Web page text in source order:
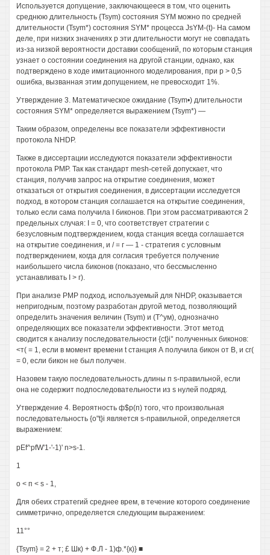
Используется допущение, заключающееся в том, что оценить
среднюю длительность {Tsym) состояния SYM можно по средней
длительности (Tsym*) состояния SYM* процесса JsYM-(t)- На самом
деле, при низких значениях р эти длительности могут не совпадать
из-за низкой вероятности доставки сообщений, по которым станция
узнает о состоянии соединения на другой станции, однако, как
подтверждено в ходе имитационного моделирования, при р > 0,5
ошибка, вызванная этим допущением, не превосходит 1%.
Утверждение 3. Математическое ожидание (Tsym•) длительности
состояния SYM* определяется выражением (Tsym*) —
Таким образом, определены все показатели эффективности
протокола NHDP.
Также в диссертации исследуются показатели эффективности
протокола РМР. Так как стандарт mesh-сетей допускает, что
станция, получив запрос на открытие соединения, может
отказаться от открытия соединения, в диссертации исследуется
подход, в котором станция соглашается на открытие соединения,
только если сама получила I биконов. При этом рассматриваются 2
предельных случая: I = 0, что соответствует стратегии с
безусловным подтверждением, когда станция всегда соглашается
на открытие соединения, и / = г — 1 - стратегия с условным
подтверждением, когда для согласия требуется получение
наибольшего числа биконов (показано, что бессмысленно
устанавливать I > г).
При анализе РМР подход, используемый для NHDP, оказывается
непригодным, поэтому разработан другой метод, позволяющий
определить значения величин (Tsym) и (Т^ум), однозначно
определяющих все показатели эффективности. Этот метод
сводится к анализу последовательности {ct}i° полученных биконов:
<т( = 1, если в момент времени t станция А получила бикон от В, и сг(
= 0, если бикон не был получен.
Назовем такую последовательность длины п s-правильной, если
она не содержит подпоследовательности из s нулей подряд.
Утверждение 4. Вероятность ф$р(п) того, что произвольная
последовательность {o"t}i является s-правильной, определяется
выражением:
pEf^pfW'1-'-1)' n>s-1.
1
о < п < s - 1,
Для обеих стратегий среднее врем, в течение которого соединение
симметрично, определяется следующим выражением:
11°°
{Tsym} = 2 + т; £ Шк) + Ф.Л - 1)ф.*{к)} ■